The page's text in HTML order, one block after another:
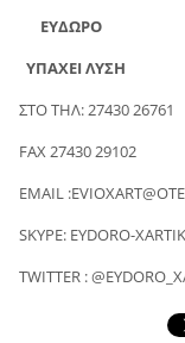
ΕΥΔΩΡΟ
ΥΠΑΧΕΙ ΛΥΣΗ
ΣΤΟ ΤΗΛ: 27430 26761
FAX 27430 29102
EMAIL
SKYPE: EYDORO-
TWITTER :